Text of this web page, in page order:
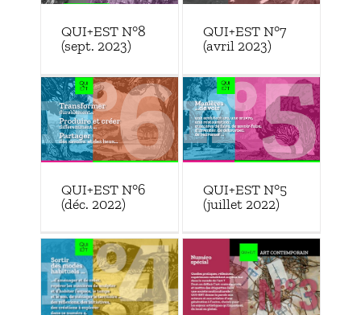
QUI+EST N°8
(sept. 2023)
QUI+EST N°7
(avril 2023)
QUI+EST N°6
(déc. 2022)
QUI+EST N°5
(juillet 2022)